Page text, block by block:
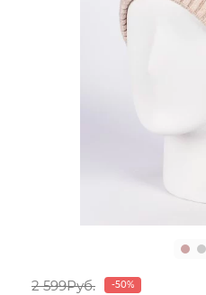
2 599Руб. -50%